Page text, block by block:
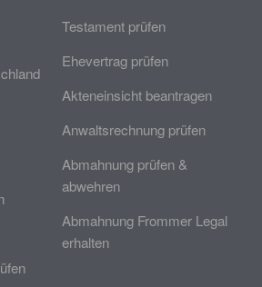
Testament prüfen
Ehevertrag prüfen
Akteneinsicht beantragen
Anwaltsrechnung prüfen
Abmahnung prüfen &
abwehren
Abmahnung Frommer Legal
erhalten